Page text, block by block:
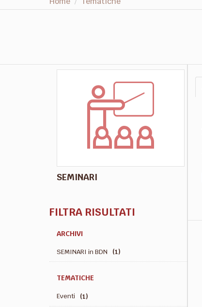
SEMINARI
FILTRA RISULTATI
ARCHIVI
SEMINARI in BDN (1)
TEMATICHE
Eventi (1)